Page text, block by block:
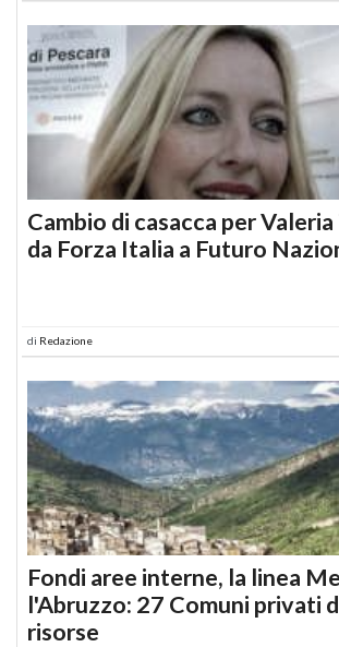
Cambio di casacca per
da Forza Italia a Futuro
di Redazione
Fondi aree interne, la linea
l'Abruzzo: 27 Comuni privati
risorse